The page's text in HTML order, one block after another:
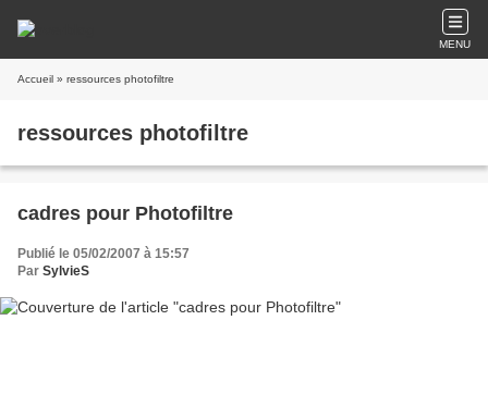
MENU
Accueil » ressources photofiltre
ressources photofiltre
cadres pour Photofiltre
Publié le 05/02/2007 à 15:57
Par SylvieS